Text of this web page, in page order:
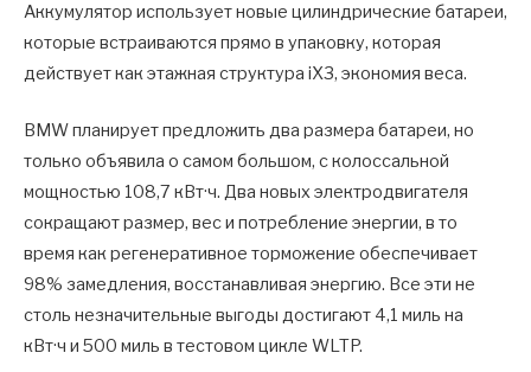
Аккумулятор использует новые цилиндрические батареи,
которые встраиваются прямо в упаковку, которая
действует как этажная структура iX3, экономия веса.
BMW планирует предложить два размера батареи, но
только объявила о самом большом, с колоссальной
мощностью 108,7 кВт·ч. Два новых электродвигателя
сокращают размер, вес и потребление энергии, в то
время как регенеративное торможение обеспечивает
98% замедления, восстанавливая энергию. Все эти не
столь незначительные выгоды достигают 4,1 миль на
кВт·ч и 500 миль в тестовом цикле WLTP.